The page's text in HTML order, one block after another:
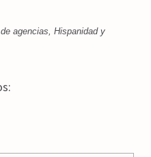
agencias, Hispanidad y